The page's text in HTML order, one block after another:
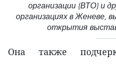
организации (ВТО) и
организациях в Женеве,
открытия
Она также